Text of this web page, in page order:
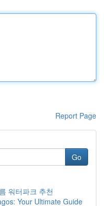
Report Page
Go
워터파크 추천
Your Ultimate Guide